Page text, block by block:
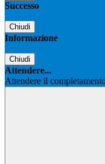
Successo
Chiudi
Informazione
Chiudi
Attendere...
Attendere il